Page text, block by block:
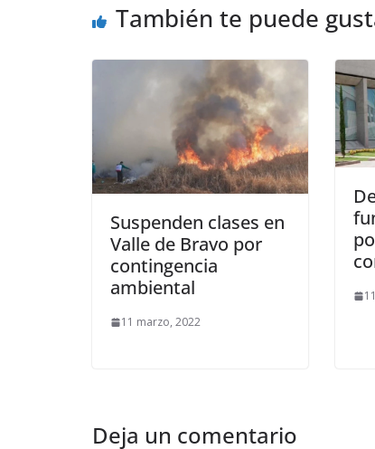
También te puede
Suspenden clases en
Valle de Bravo por
contingencia
ambiental
11 marzo, 2022
Deja un comentario